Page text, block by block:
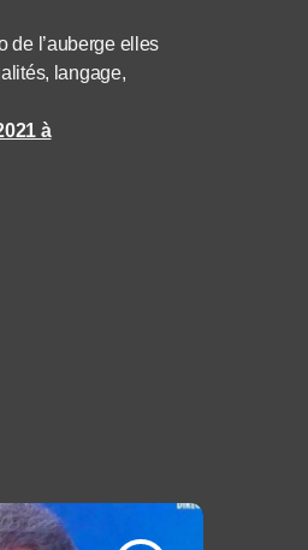
de l’auberge elles
langage,
à